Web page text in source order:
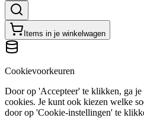
Items in je winkelwagen
Cookievoorkeuren
Door op 'Accepteer' te klikken, ga
cookies. Je kunt ook kiezen welke
door op 'Cookie-instellingen' te